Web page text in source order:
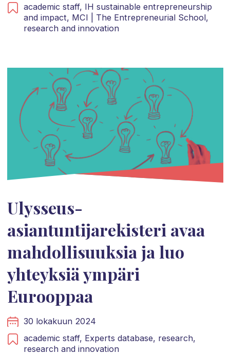
academic staff, IH sustainable entrepreneurship
and impact, MCI | The Entrepreneurial School,
research and innovation
Ulysseus-
asiantuntijarekisteri avaa
mahdollisuuksia ja luo
yhteyksiä ympäri
Eurooppaa
30 lokakuun 2024
academic staff, Experts database, research,
research and innovation